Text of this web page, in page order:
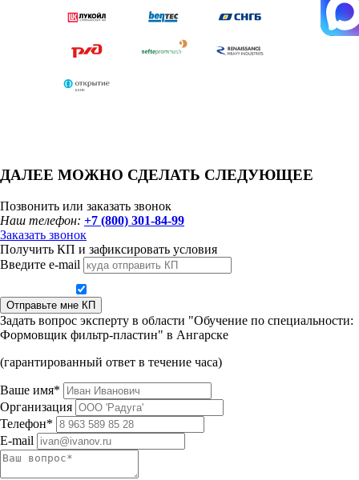
ДАЛЕЕ МОЖНО СДЕЛАТЬ СЛЕДУЮЩЕЕ
Позвонить или заказать звонок
Наш телефон: +7 (800) 301-84-99
Заказать звонок
Получить КП и зафиксировать условия
Введите e-mail
Отправьте мне КП
Задать вопрос эксперту в области "Обучение по специальности:
Формовщик фильтр-пластин" в Ангарске
(гарантированный ответ в течение часа)
Ваше имя*
Организация
Телефон*
E-mail